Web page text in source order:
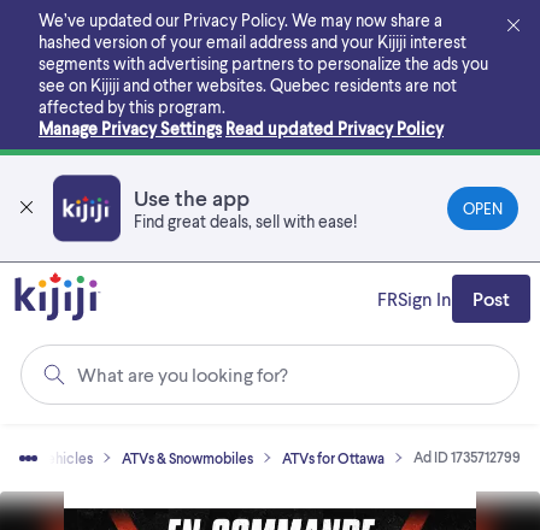
main
content
We’ve updated our Privacy Policy. We may now share a
hashed version of your email address and your Kijiji interest
segments with advertising partners to personalize the ads you
see on Kijiji and other websites. Quebec residents are not
affected by this program.
Manage Privacy Settings Read updated Privacy Policy
Use the app
Find great deals, sell with ease!
OPEN
What are you looking for?
FRSign In Post
& Vehicles ATVs & Snowmobiles ATVs for Ottawa Ad ID 1735712799